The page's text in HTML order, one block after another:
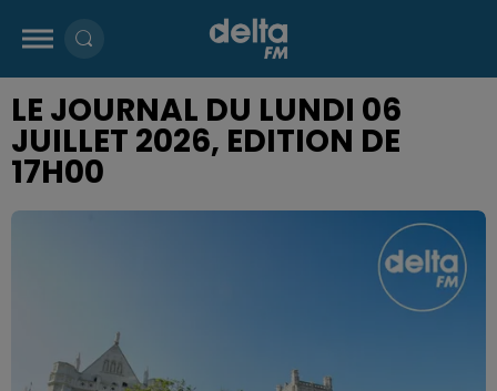
LE JOURNAL DU LUNDI 06
JUILLET 2026, EDITION DE
17H00